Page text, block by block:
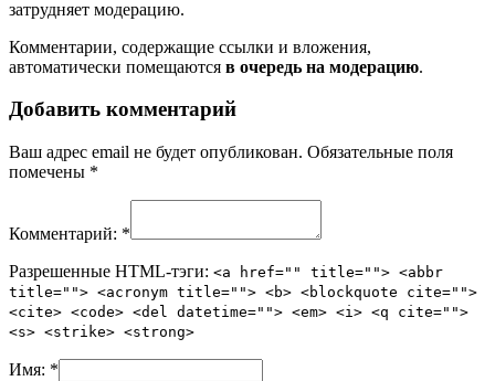
затрудняет модерацию.
Комментарии, содержащие ссылки и вложения,
автоматически помещаются в очередь на модерацию.
Добавить комментарий
Ваш адрес email не будет опубликован. Обязательные поля
помечены *
Комментарий: *
Разрешенные HTML-тэги: <a href="" title=""> <abbr
title=""> <acronym title=""> <b> <blockquote cite="">
<cite> <code> <del datetime=""> <em> <i> <q cite="">
<s> <strike> <strong>
Имя: *